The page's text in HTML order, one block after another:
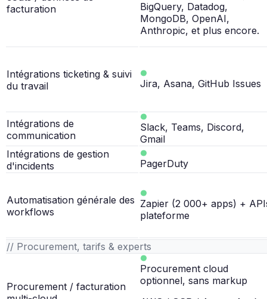
facturation
BigQuery, Datadog,
MongoDB, OpenAI,
Anthropic, et plus encore.
Intégrations ticketing & suivi
du travail
Jira, Asana, GitHub Issues
Intégrations de
communication
Slack, Teams, Discord,
Gmail
Intégrations de gestion
d'incidents
PagerDuty
Automatisation générale des
workflows
Zapier (2 000+ apps) +
plateforme
// Procurement, tarifs & experts
Procurement / facturation
Procurement cloud
optionnel, sans markup